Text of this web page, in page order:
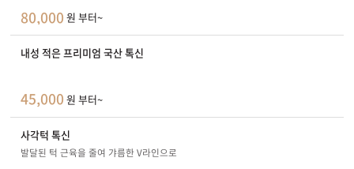
80,000 원 부터~
내성 적은 프리미엄 국산 톡신
45,000 원 부터~
사각턱 톡신
발달된 턱 근육을 줄여 갸름한 V라인으로